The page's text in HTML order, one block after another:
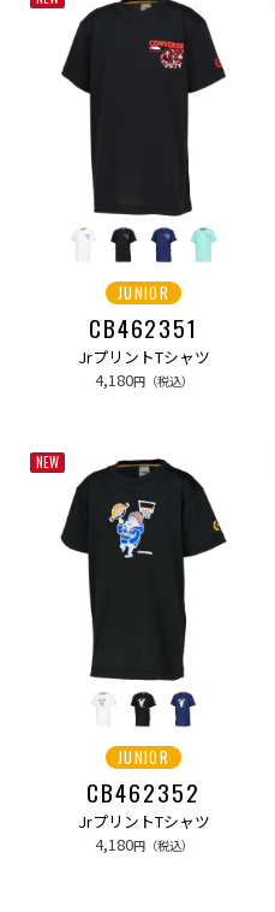
JUNIOR
CB462351
JrプリントTシャツ
4,180円（税込）
NEW
JUNIOR
CB462352
JrプリントTシャツ
4,180円（税込）